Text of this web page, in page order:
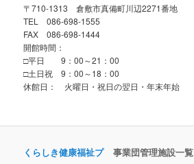
〒710-1313 倉敷市真備町川辺2271番地
TEL 086-698-1555
FAX 086-698-1444
開館時間：
□平日 9：00～21：00
□土日祝 9：00～18：00
休館日： 火曜日・祝日の翌日・年末年始
くらしき健康福祉プ
事業団管理施設一覧